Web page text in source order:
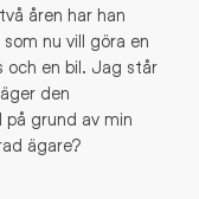
åren har han
nu vill göra en
och en bil. Jag står
den
på grund av min
ägare?